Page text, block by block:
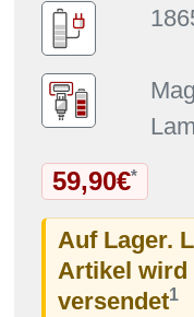
59,90€*
Auf Lager.
Artikel wird
versendet1